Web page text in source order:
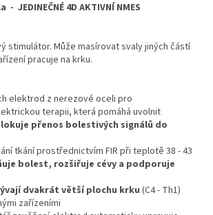
JEDINEČNÉ 4D AKTIVNÍ NMES
stimulátor. Může masírovat svaly jiných částí
pracuje na krku.
elektrod z nerezové oceli pro
terapii, která pomáhá uvolnit
přenos bolestivých signálů do
tkání prostřednictvím FIR při teplotě 38 - 43
bolest, rozšiřuje cévy a podporuje
dvakrát větší plochu krku (C4 - Th1)
zařízeními